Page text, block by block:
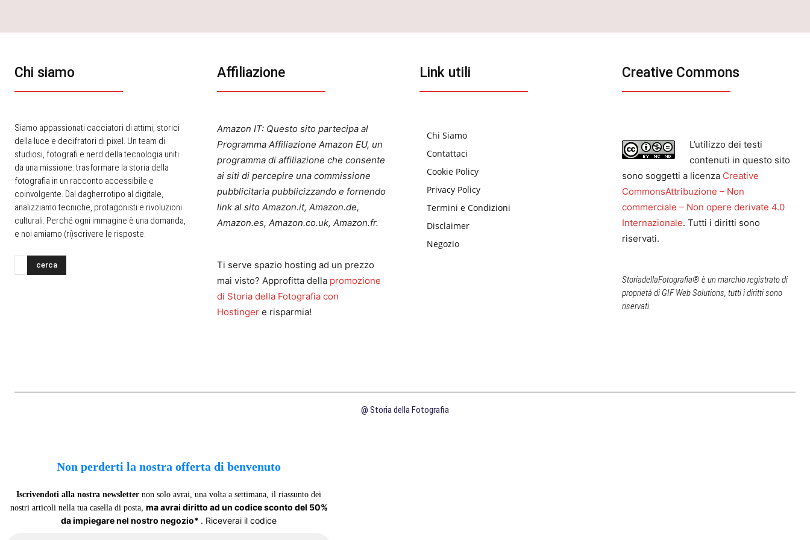
Chi siamo
Siamo appassionati cacciatori di attimi, storici
della luce e decifratori di pixel. Un team di
studiosi, fotografi e nerd della tecnologia uniti
da una missione: trasformare la storia della
fotografia in un racconto accessibile e
coinvolgente. Dal dagherrotipo al digitale,
analizziamo tecniche, protagonisti e rivoluzioni
culturali. Perché ogni immagine è una domanda,
e noi amiamo (ri)scrivere le risposte.
cerca
Affiliazione
Amazon IT: Questo sito partecipa al
Programma Affiliazione Amazon EU, un
programma di affiliazione che consente
ai siti di percepire una commissione
pubblicitaria pubblicizzando e fornendo
link al sito Amazon.it, Amazon.de,
Amazon.es, Amazon.co.uk, Amazon.fr.
Ti serve spazio hosting ad un prezzo
mai visto? Approfitta della promozione
di Storia della Fotografia con
Hostinger e risparmia!
Link utili
Chi Siamo
Contattaci
Cookie Policy
Privacy Policy
Termini e Condizioni
Disclaimer
Negozio
Creative Commons
L’utilizzo dei testi
contenuti in questo sito
sono soggetti a licenza Creative
CommonsAttribuzione – Non
commerciale – Non opere derivate 4.0
Internazionale. Tutti i diritti sono
riservati.
StoriadellaFotografia® è un marchio registrato di
proprietà di GIF Web Solutions, tutti i diritti sono
riservati.
@ Storia della Fotografia
Non perderti la nostra offerta di benvenuto
Iscrivendoti alla nostra newsletter non solo avrai, una volta a settimana, il riassunto dei
nostri articoli nella tua casella di posta, ma avrai diritto ad un codice sconto del 50%
da impiegare nel nostro negozio* . Riceverai il codice